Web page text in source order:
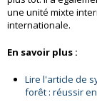
une unité mixte
internationale.
En savoir plus :
Lire l'article de
forêt : réussir